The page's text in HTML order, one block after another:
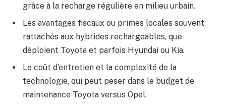
grâce à la recharge régulière en milieu urbain.
Les avantages fiscaux ou primes locales souvent
rattachés aux hybrides rechargeables, que
déploient Toyota et parfois Hyundai ou Kia.
Le coût d’entretien et la complexité de la
technologie, qui peut peser dans le budget de
maintenance Toyota versus Opel.